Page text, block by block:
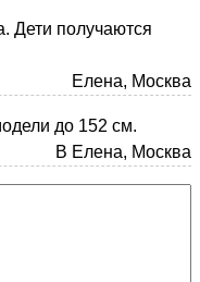
Дети получаются
Елена, Москва
до 152 см.
В Елена, Москва